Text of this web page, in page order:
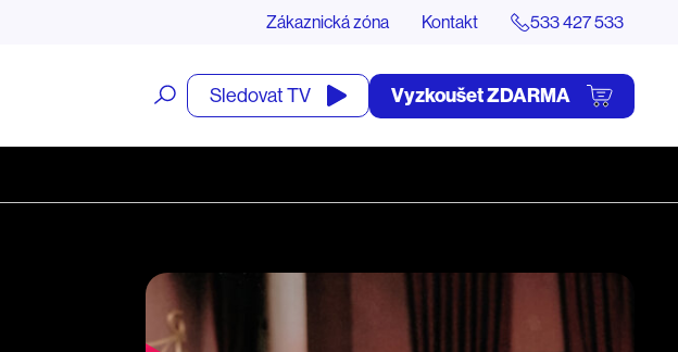
Zákaznická zóna Kontakt 533 427 533
Otevřít
vyhledávání
Sledovat TV Vyzkoušet ZDARMA